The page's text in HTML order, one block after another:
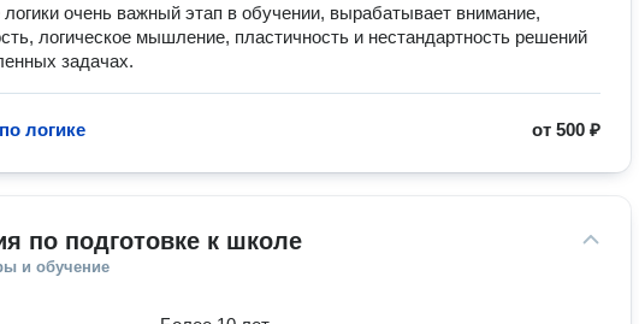
логики очень важный этап в обучении, вырабатывает внимание,
логическое мышление, пластичность и нестандартность решений
задачах.
от500 ₽
логике
по подготовке к школе
и обучение